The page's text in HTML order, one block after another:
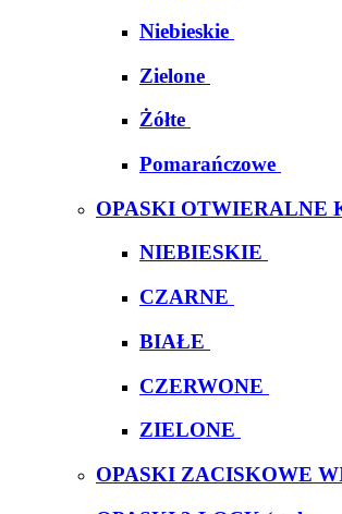
Niebieskie
Zielone
Żółte
Pomarańczowe
OPASKI OTWIERALNE
NIEBIESKIE
CZARNE
BIAŁE
CZERWONE
ZIELONE
OPASKI ZACISKOWE